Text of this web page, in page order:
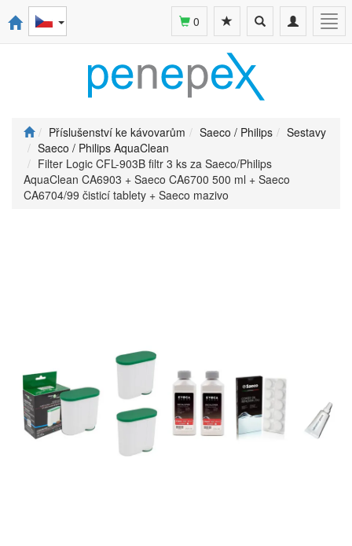
Toggle
navigation
Toggle
search
0
Příslušenství ke kávovarům Saeco / Philips
Sestavy
Saeco / Philips AquaClean
Filter Logic CFL-903B filtr 3 ks za Saeco/Philips
AquaClean CA6903 + Saeco CA6700 500 ml + Saeco
CA6704/99 čisticí tablety + Saeco mazivo